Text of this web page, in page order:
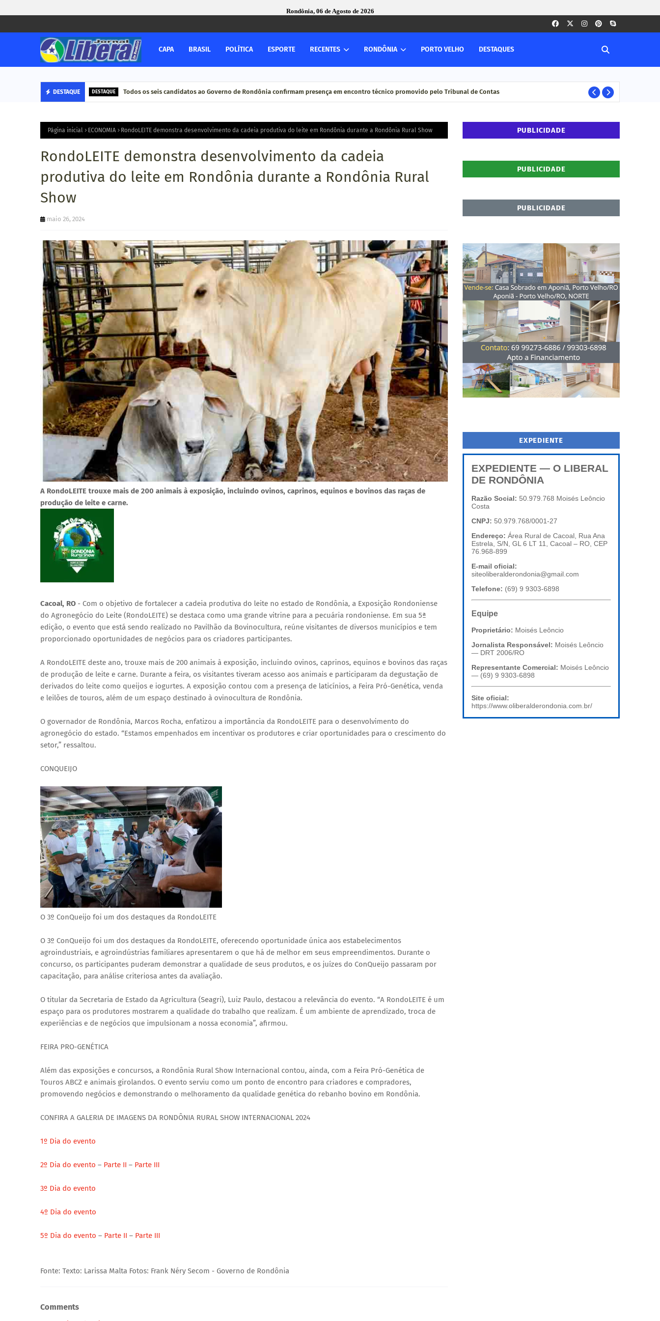
Rondônia, 06 de Agosto de 2026
CAPA BRASIL POLÍTICA ESPORTE RECENTES RONDÔNIA PORTO VELHO DESTAQUES
DESTAQUE DESTAQUE Todos os seis candidatos ao Governo de Rondônia confirmam presença em encontro técnico promovido pelo Tribunal de Contas
Página inicial ECONOMIA RondoLEITE demonstra desenvolvimento da cadeia produtiva do leite em Rondônia durante a Rondônia Rural Show
RondoLEITE demonstra desenvolvimento da cadeia
produtiva do leite em Rondônia durante a Rondônia Rural
Show
maio 26, 2024
A RondoLEITE trouxe mais de 200 animais à exposição, incluindo ovinos, caprinos, equinos e bovinos das raças de
produção de leite e carne.
Cacoal, RO - Com o objetivo de fortalecer a cadeia produtiva do leite no estado de Rondônia, a Exposição Rondoniense
do Agronegócio do Leite (RondoLEITE) se destaca como uma grande vitrine para a pecuária rondoniense. Em sua 5ª
edição, o evento que está sendo realizado no Pavilhão da Bovinocultura, reúne visitantes de diversos municípios e tem
proporcionado oportunidades de negócios para os criadores participantes.
A RondoLEITE deste ano, trouxe mais de 200 animais à exposição, incluindo ovinos, caprinos, equinos e bovinos das raças
de produção de leite e carne. Durante a feira, os visitantes tiveram acesso aos animais e participaram da degustação de
derivados do leite como queijos e iogurtes. A exposição contou com a presença de laticínios, a Feira Pró-Genética, venda
e leilões de touros, além de um espaço destinado à ovinocultura de Rondônia.
O governador de Rondônia, Marcos Rocha, enfatizou a importância da RondoLEITE para o desenvolvimento do
agronegócio do estado. “Estamos empenhados em incentivar os produtores e criar oportunidades para o crescimento do
setor,” ressaltou.
CONQUEIJO
O 3º ConQueijo foi um dos destaques da RondoLEITE
O 3º ConQueijo foi um dos destaques da RondoLEITE, oferecendo oportunidade única aos estabelecimentos
agroindustriais, e agroindústrias familiares apresentarem o que há de melhor em seus empreendimentos. Durante o
concurso, os participantes puderam demonstrar a qualidade de seus produtos, e os juízes do ConQueijo passaram por
capacitação, para análise criteriosa antes da avaliação.
O titular da Secretaria de Estado da Agricultura (Seagri), Luiz Paulo, destacou a relevância do evento. “A RondoLEITE é um
espaço para os produtores mostrarem a qualidade do trabalho que realizam. É um ambiente de aprendizado, troca de
experiências e de negócios que impulsionam a nossa economia”, afirmou.
FEIRA PRO-GENÉTICA
Além das exposições e concursos, a Rondônia Rural Show Internacional contou, ainda, com a Feira Pró-Genética de
Touros ABCZ e animais girolandos. O evento serviu como um ponto de encontro para criadores e compradores,
promovendo negócios e demonstrando o melhoramento da qualidade genética do rebanho bovino em Rondônia.
CONFIRA A GALERIA DE IMAGENS DA RONDÔNIA RURAL SHOW INTERNACIONAL 2024
1º Dia do evento
2º Dia do evento – Parte II – Parte III
3º Dia do evento
4º Dia do evento
5º Dia do evento – Parte II – Parte III
Fonte: Texto: Larissa Malta Fotos: Frank Néry Secom - Governo de Rondônia
Comments
PUBLICIDADE
PUBLICIDADE
PUBLICIDADE
EXPEDIENTE
EXPEDIENTE — O LIBERAL
DE RONDÔNIA
Razão Social: 50.979.768 Moisés Leôncio
Costa
CNPJ: 50.979.768/0001-27
Endereço: Área Rural de Cacoal, Rua Ana
Estrela, S/N, GL 6 LT 11, Cacoal – RO, CEP
76.968-899
E-mail oficial:
siteoliberalderondonia@gmail.com
Telefone: (69) 9 9303-6898
Equipe
Proprietário: Moisés Leôncio
Jornalista Responsável: Moisés Leôncio
— DRT 2006/RO
Representante Comercial: Moisés Leôncio
— (69) 9 9303-6898
Site oficial:
https://www.oliberalderondonia.com.br/